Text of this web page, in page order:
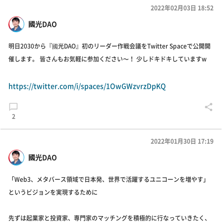
國光DAO
2022年02月03日 18:52
明日2030から『國光DAO』初のリーダー作戦会議をTwitter Spaceで公開開
催します。 皆さんもお気軽に参加ください〜！ 少しドキドキしていますw
https://twitter.com/i/spaces/1OwGWzvrzDpKQ
2
國光DAO
2022年01月30日 17:19
「Web3、メタバース領域で日本発、世界で活躍するユニコーンを増やす」
というビジョンを実現するために
先ずは起業家と投資家、専門家のマッチングを積極的に行なっていきたく、